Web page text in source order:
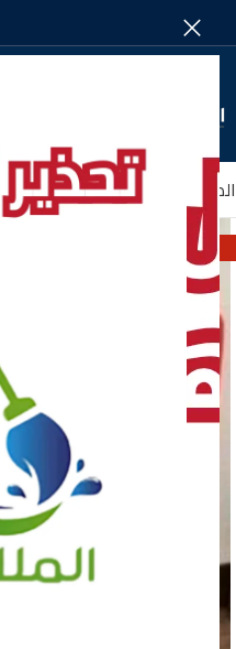
SELECT CATEGORY
الصفحة الرئيسيةمن نحـــــــــــــــــن
-5%